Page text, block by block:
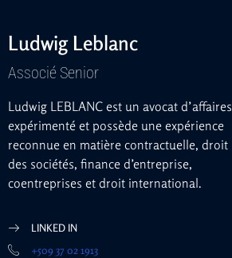
Ludwig Leblanc
Associé Senior
Ludwig LEBLANC est un avocat d’affaires
expérimenté et possède une expérience
reconnue en matière contractuelle, droit
des sociétés, finance d’entreprise,
coentreprises et droit international.
LINKED IN
+509 37 02 1913